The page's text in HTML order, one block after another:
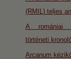
(RMIL) teljes
A romániai
történeti
Arcanum